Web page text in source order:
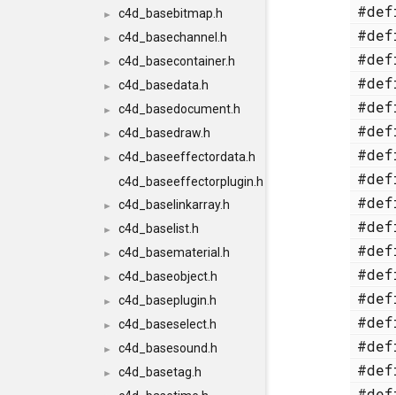
► c4d_basebitmap.h
► c4d_basechannel.h
► c4d_basecontainer.h
► c4d_basedata.h
► c4d_basedocument.h
► c4d_basedraw.h
►
c4d_baseeffectordata.h
c4d_baseeffectorplugin.h
► c4d_baselinkarray.h
► c4d_baselist.h
► c4d_basematerial.h
► c4d_baseobject.h
► c4d_baseplugin.h
► c4d_baseselect.h
► c4d_basesound.h
► c4d_basetag.h